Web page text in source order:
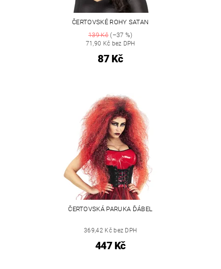
ČERTOVSKÉ ROHY SATAN
139 Kč(–37 %)
71,90 Kč bez DPH
87 Kč
ČERTOVSKÁ PARUKA ĎÁBEL
369,42 Kč bez DPH
447 Kč